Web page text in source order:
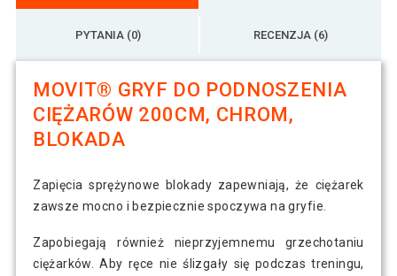
PYTANIA (0) RECENZJA (6)
MOVIT® GRYF DO PODNOSZENIA
CIĘŻARÓW 200CM, CHROM,
BLOKADA
Zapięcia sprężynowe blokady zapewniają, że ciężarek
zawsze mocno i bezpiecznie spoczywa na gryfie.
Zapobiegają również nieprzyjemnemu grzechotaniu
ciężarków. Aby ręce nie ślizgały się podczas treningu,